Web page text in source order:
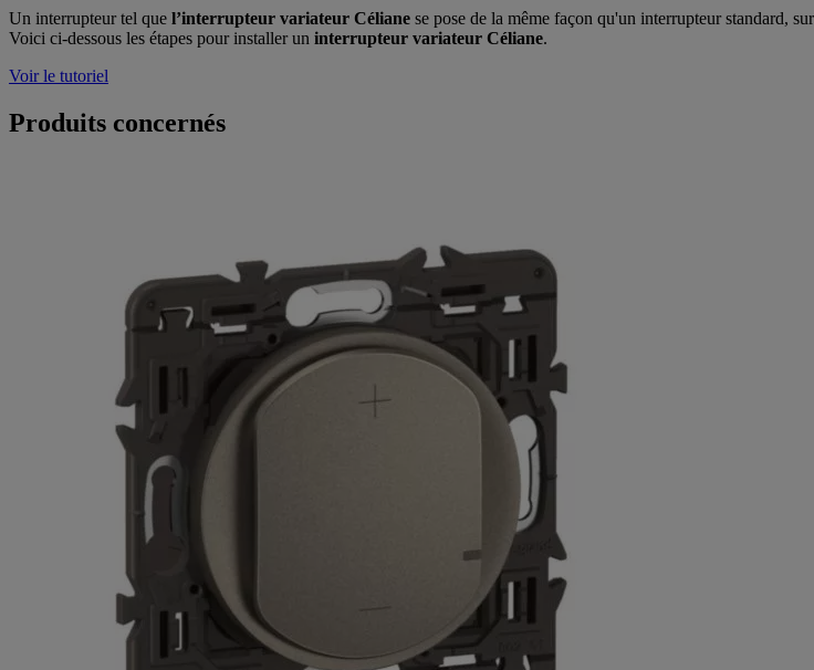
Un interrupteur tel que l’interrupteur variateur Céliane se pose de la même façon qu'un interrupteur standard,
Voici ci-dessous les étapes pour installer un interrupteur variateur Céliane.
Voir le tutoriel
Produits concernés